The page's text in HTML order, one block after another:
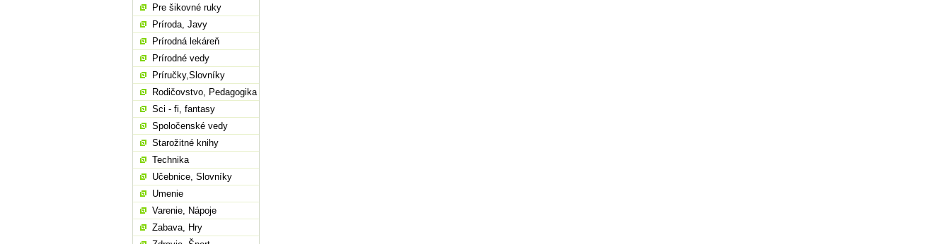
Pre šikovné ruky
Príroda, Javy
Prírodná lekáreň
Prírodné vedy
Príručky,Slovníky
Rodičovstvo, Pedagogika
Sci - fi, fantasy
Spoločenské vedy
Starožitné knihy
Technika
Učebnice, Slovníky
Umenie
Varenie, Nápoje
Zabava, Hry